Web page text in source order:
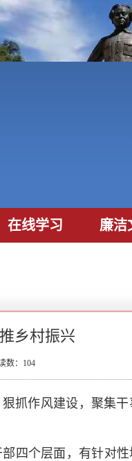
在线学习 廉洁
乡村振兴
数： 104
抓作风建设，聚集
四个层面，有针对